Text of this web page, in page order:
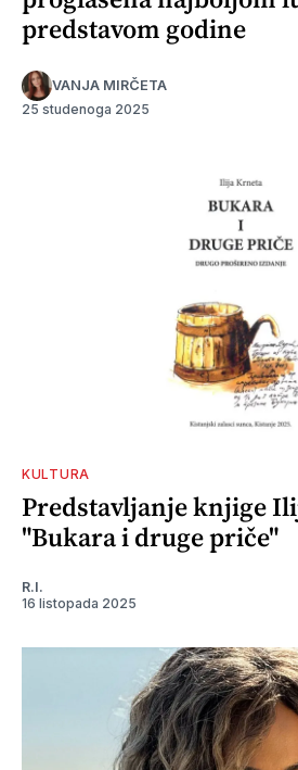
predstavom godine
VANJA MIRČETA
25 studenoga 2025
KULTURA
Predstavljanje knjige
"Bukara i druge priče"
R.I.
16 listopada 2025